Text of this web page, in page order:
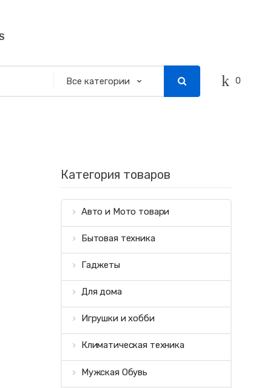
0
Категория товаров
Авто и Мото товари
Бытовая техника
Гаджеты
Для дома
Игрушки и хобби
Климатическая техника
Мужская Обувь